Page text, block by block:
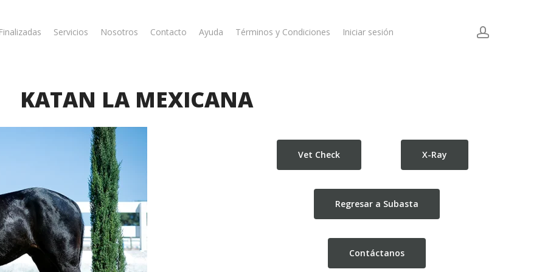
Servicios Nosotros Contacto Ayuda Términos y Condiciones Iniciar sesión account
KATAN LA MEXICANA
Vet Check X-Ray
Regresar a Subasta
Contáctanos